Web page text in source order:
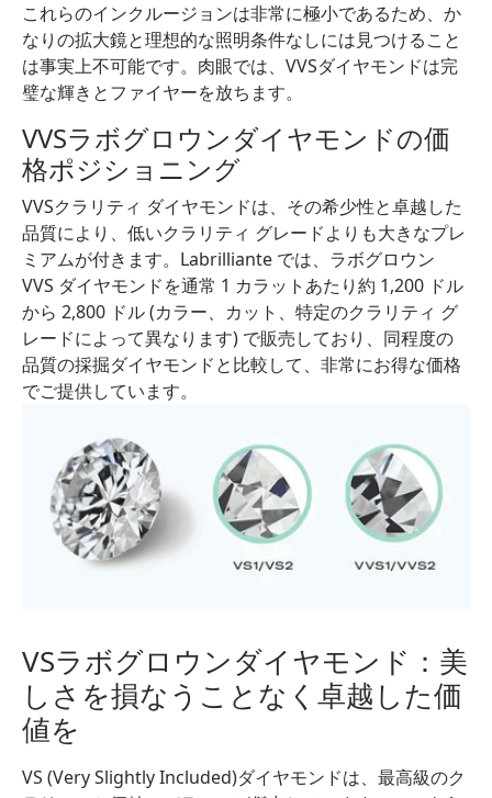
これらのインクルージョンは非常に極小であるため、か
なりの拡大鏡と理想的な照明条件なしには見つけること
は事実上不可能です。肉眼では、VVSダイヤモンドは完
璧な輝きとファイヤーを放ちます。
VVSラボグロウンダイヤモンドの価
格ポジショニング
VVSクラリティ ダイヤモンドは、その希少性と卓越した
品質により、低いクラリティ グレードよりも大きなプレ
ミアムが付きます。Labrilliante では、ラボグロウン
VVS ダイヤモンドを通常 1 カラットあたり約 1,200 ドル
から 2,800 ドル (カラー、カット、特定のクラリティ グ
レードによって異なります) で販売しており、同程度の
品質の採掘ダイヤモンドと比較して、非常にお得な価格
でご提供しています。
VSラボグロウンダイヤモンド：美
しさを損なうことなく卓越した価
値を
VS (Very Slightly Included)ダイヤモンドは、最高級のク